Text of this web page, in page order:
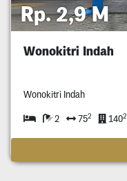
Rp. 2,9 M
Wonokitri Indah
Wonokitri Indah
2 752 1402